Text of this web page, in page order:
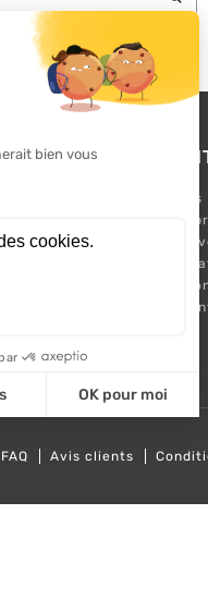
Promotions
Nouveaux
Meilleures
Kit
Volet
FAQ Avis clients